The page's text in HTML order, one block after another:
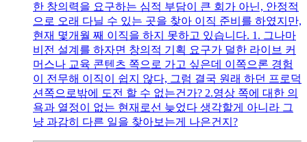
한 창의력을 요구하는 심적 부담이 큰 회가 아닌, 안정적
으로 오래 다닐 수 있는 곳을 찾아 이직 준비를 하였지만,
현재 몇개월 째 이직을 하지 못하고 있습니다. 1. 그나마
비전 설계를 하자면 창의적 기획 요구가 덜한 라이브 커
머스나 교육 콘텐츠 쪽으로 가고 싶은데 이쪽으론 경험
이 전무해 이직이 쉽지 않다, 그럼 결국 원래 하던 프로덕
션쪽으로밖에 도전 할 수 없는건가? 2.영상 쪽에 대한 의
욕과 열정이 없는 현재로선 늦었다 생각할게 아니라 그
냥 과감히 다른 일을 찾아보는게 나은건지?